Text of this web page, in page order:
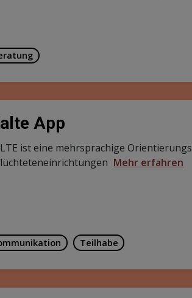
App
ist eine mehrsprachige
Mehr erfahren
Teilhabe